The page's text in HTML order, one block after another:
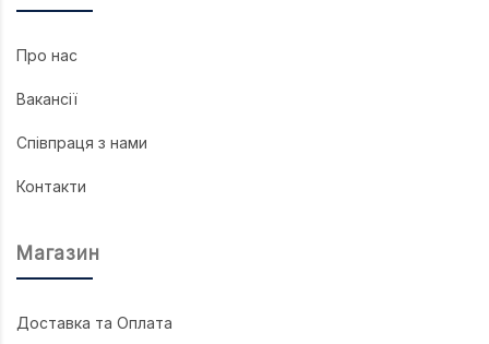
Про нас
Вакансії
Співпраця з нами
Контакти
Магазин
Доставка та Оплата